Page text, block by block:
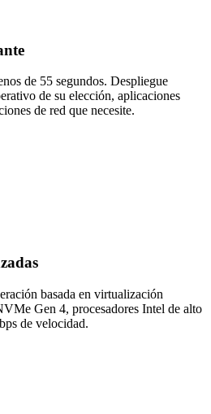
de 55 segundos. Despliegue
de su elección, aplicaciones
de red que necesite.
basada en virtualización
Gen 4, procesadores Intel de alto
de velocidad.